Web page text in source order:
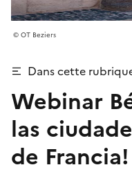
OT Beziers
Dans cette
Webinar
las
de Francia!